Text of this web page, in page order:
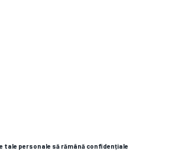
tale personale să rămână confidențiale